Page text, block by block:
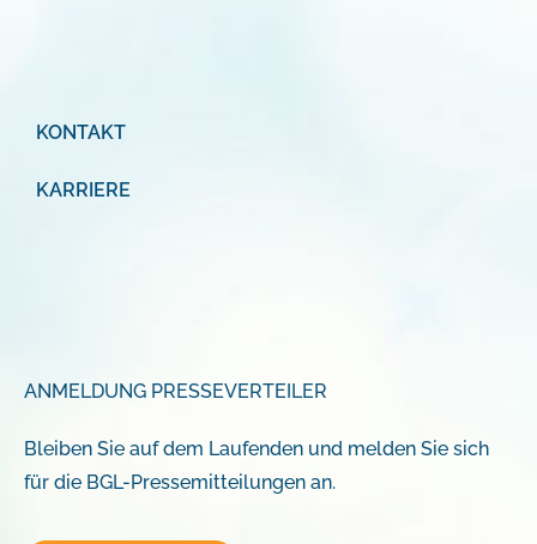
KONTAKT
KARRIERE
ANMELDUNG PRESSEVERTEILER
Bleiben Sie auf dem Laufenden und melden Sie sich
für die BGL-Pressemitteilungen an.